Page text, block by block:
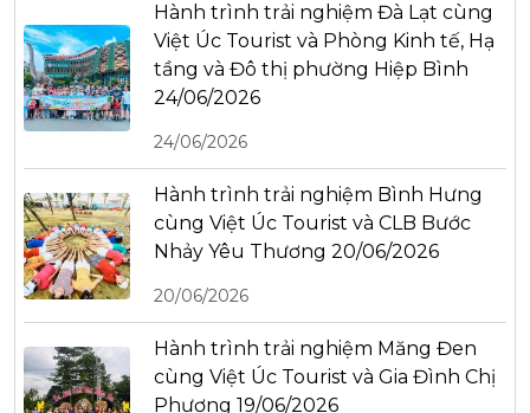
Hành trình trải nghiệm Đà Lạt cùng
Việt Úc Tourist và Phòng Kinh tế, Hạ
tầng và Đô thị phường Hiệp Bình
24/06/2026
24/06/2026
Hành trình trải nghiệm Bình Hưng
cùng Việt Úc Tourist và CLB Bước
Nhảy Yêu Thương 20/06/2026
20/06/2026
Hành trình trải nghiệm Măng Đen
cùng Việt Úc Tourist và Gia Đình Chị
Phương 19/06/2026